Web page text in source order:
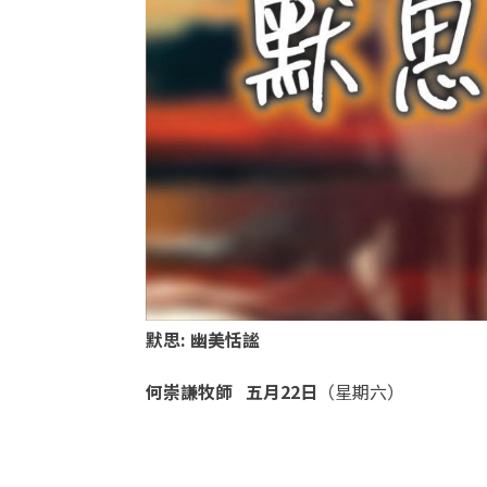
默思: 幽美恬謐
何崇謙牧師五月22日 （星期六）